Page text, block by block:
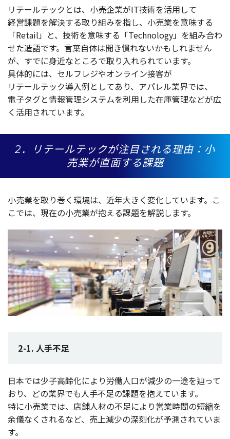
リテールテック とは、 小売企業がIT技術を活用して
経営課題を解決する取り組みを指し、 小売業を意味する
「Retail」と、 技術を意味する「Technology」を組み合わ
せた造語です。 言葉自体は聞き慣れないかもしれません
が、すでに身近なところで取り入れられています。
具体的には、 セルフレジやオンライン接客が
リテールテック導入例としてあり、 アパレル業界では、
電子タグと情報管理システムを利用した在庫管理などが広
く 活用されています。
2．リテールテックが注目される理由：小
売業が直面する課題
小売業を取り巻く環境は、 近年大きく変化しています。こ
こでは、 現在の小売業が抱える課題を解説します。
2-1. 人手不足
日本では少子高齢化により労働人口が減少の一途を辿って
おり、どの業界でも人手不足の課題を抱えています。
特に小売業では、 店舗人材の不足により営業時間の短縮を
余儀なくされるなど、 売上減少の深刻化が予測されていま
す。